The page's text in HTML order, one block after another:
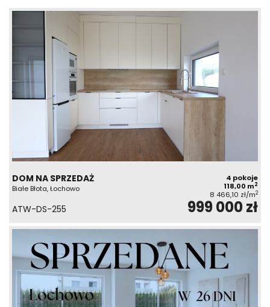
DOM NA SPRZEDAŻ
Białe Błota, Łochowo
4 pokoje
118,00 m2
8 466,10 zł/m2
ATW-DS-255 999 000 zł